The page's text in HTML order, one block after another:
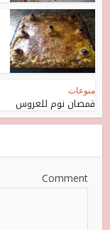
منوعات
قمصان نوم للعروس
Comment